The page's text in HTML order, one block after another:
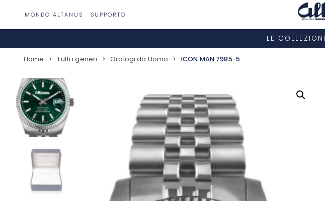
MONDO ALTANUS SUPPORTO
LE COLLEZIONI
Home Tutti i generi Orologi da Uomo ICON MAN 7985-5